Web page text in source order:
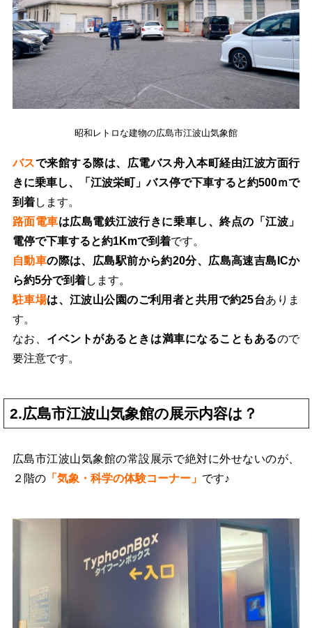
昭和レトロな建物の広島市江波山気象館
バスで来館する際は、広電バス舟入本町経由江波方面行
きに乗車し、「江波栄町」バス停で下車すると約500ｍで
到着します。
路面電車は広島電鉄江波行きに乗車し、終点の「江波」
電停で下車すると約1Kmで到着です。
自動車の際は、広島駅前から約20分、広島高速吉島ICか
ら約5分で到着します。
駐車場は、江波山公園のご利用者と共用で約25台ありま
す。
なお、 イベントがあるときは満車になることもあるので
要注意です。
2.広島市江波山気象館の展示内容は？
広島市江波山気象館の常設展示で絶対に外せないのが、
２階の「気象・科学の体験コーナー」 です♪